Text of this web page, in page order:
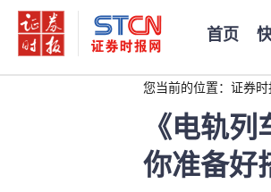
首页
您当前的位置： 证券时
《电轨
你准备好